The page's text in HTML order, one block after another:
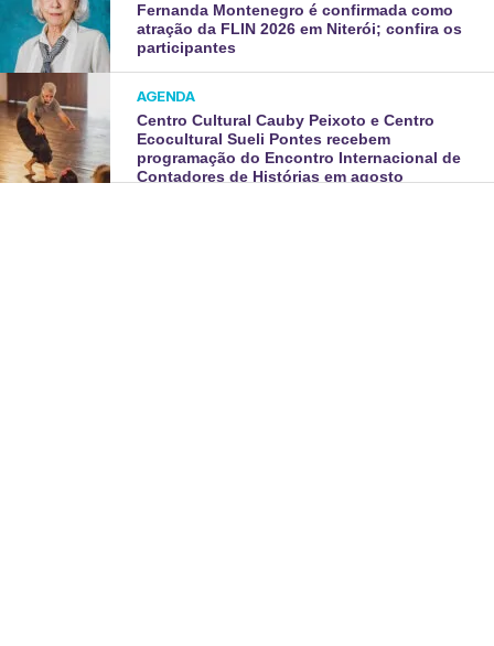
Fernanda Montenegro é confirmada como
atração da FLIN 2026 em Niterói; confira os
participantes
AGENDA
Centro Cultural Cauby Peixoto e Centro
Ecocultural Sueli Pontes recebem
programação do Encontro Internacional de
Contadores de Histórias em agosto